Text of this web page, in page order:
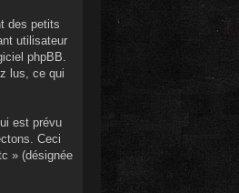
des petits
utilisateur
phpBB.
lus, ce qui
est prévu
Ceci
» (désignée